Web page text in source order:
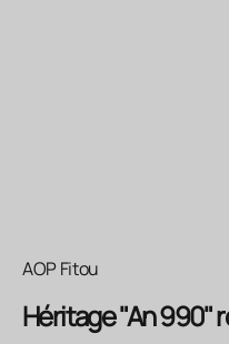
AOP Fitou
Héritage "An 990"